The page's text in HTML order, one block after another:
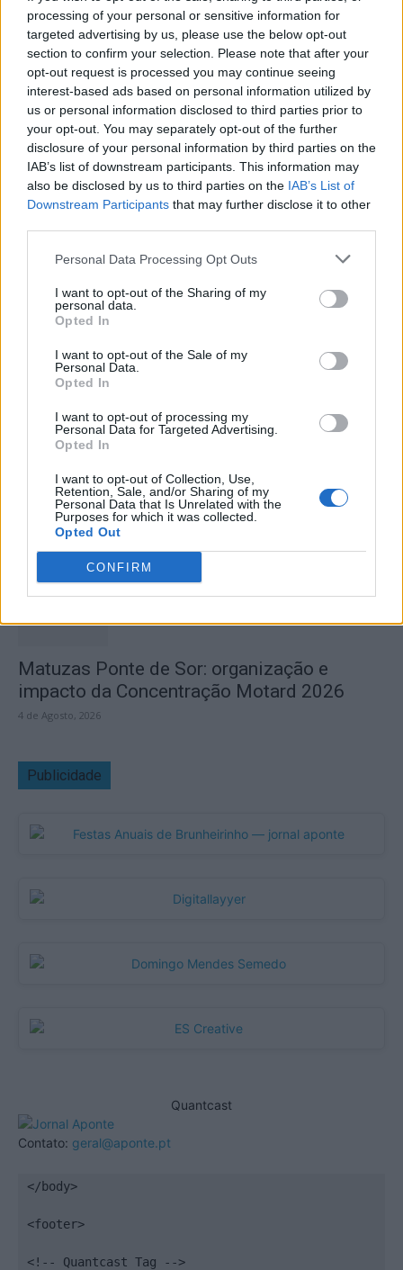
processing of your personal or sensitive information for
targeted advertising by us, please use the below opt-out
section to confirm your selection. Please note that after your
opt-out request is processed you may continue seeing
interest-based ads based on personal information utilized by
us or personal information disclosed to third parties prior to
your opt-out. You may separately opt-out of the further
disclosure of your personal information by third parties on the
IAB’s list of downstream participants. This information may
also be disclosed by us to third parties on the IAB’s List of
Downstream Participants that may further disclose it to other
Personal Data Processing Opt Outs
I want to opt-out of the Sharing of my
personal data.
Opted In
I want to opt-out of the Sale of my
Personal Data.
Opted In
I want to opt-out of processing my
Personal Data for Targeted Advertising.
Opted In
I want to opt-out of Collection, Use,
Retention, Sale, and/or Sharing of my
Personal Data that Is Unrelated with the
Purposes for which it was collected.
Opted Out
CONFIRM
Quercus | Investir em Resiliência para
Prevenir Desastres Naturais
aponte - 13 de Outubro, 2025
Destaques:
Vale de Horta celebra três dias de festa em
Bemposta –...
- 5 de Agosto, 2026
“Três dias de festa, música e tradição em Vale de Horta.”
Matuzas Ponte de Sor: organização e
impacto da Concentração Motard 2026
4 de Agosto, 2026
Publicidade
Quantcast
Contato: geral@aponte.pt
</body>
<footer>
<!-- Quantcast Tag -->